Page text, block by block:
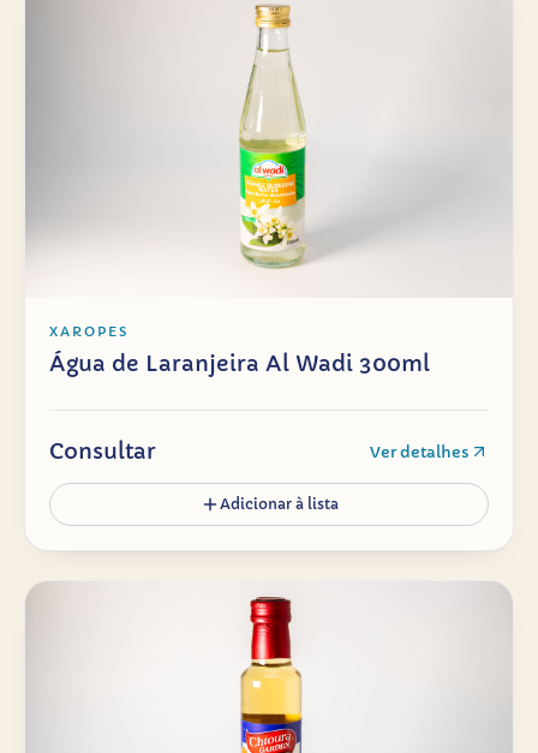
XAROPES
Água de Laranjeira Al Wadi 300ml
Consultar Ver detalhes
Adicionar à lista